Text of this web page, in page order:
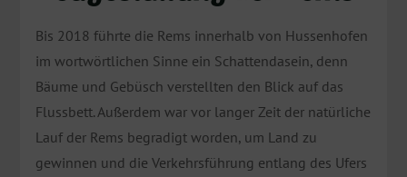
Bis 2018 führte die Rems innerhalb von Hussenhofen
im wortwörtlichen Sinne ein Schattendasein, denn
Bäume und Gebüsch verstellten den Blick auf das
Flussbett. Außerdem war vor langer Zeit der natürliche
Lauf der Rems begradigt worden, um Land zu
gewinnen und die Verkehrsführung entlang des Ufers